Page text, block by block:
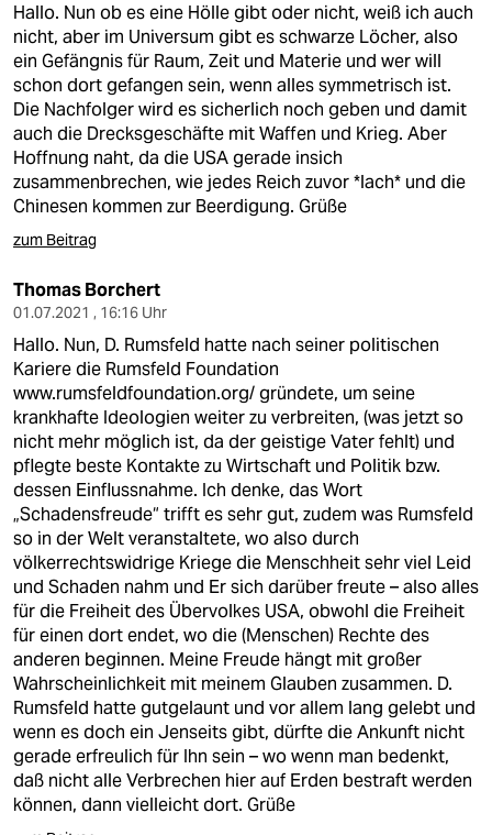
Hallo. Nun ob es eine Hölle gibt oder nicht, weiß ich auch
nicht, aber im Universum gibt es schwarze Löcher, also
ein Gefängnis für Raum, Zeit und Materie und wer will
schon dort gefangen sein, wenn alles symmetrisch ist.
Die Nachfolger wird es sicherlich noch geben und damit
auch die Drecksgeschäfte mit Waffen und Krieg. Aber
Hoffnung naht, da die USA gerade insich
zusammenbrechen, wie jedes Reich zuvor *lach* und die
Chinesen kommen zur Beerdigung. Grüße
zum Beitrag
Thomas Borchert
01.07.2021 , 16:16 Uhr
Hallo. Nun, D. Rumsfeld hatte nach seiner politischen
Kariere die Rumsfeld Foundation
www.rumsfeldfoundation.org/gründete, um seine
krankhafte Ideologien weiter zu verbreiten, (was jetzt so
nicht mehr möglich ist, da der geistige Vater fehlt) und
pflegte beste Kontakte zu Wirtschaft und Politik bzw.
dessen Einflussnahme. Ich denke, das Wort
„Schadensfreude“ trifft es sehr gut, zudem was Rumsfeld
so in der Welt veranstaltete, wo also durch
völkerrechtswidrige Kriege die Menschheit sehr viel Leid
und Schaden nahm und Er sich darüber freute – also alles
für die Freiheit des Übervolkes USA, obwohl die Freiheit
für einen dort endet, wo die (Menschen) Rechte des
anderen beginnen. Meine Freude hängt mit großer
Wahrscheinlichkeit mit meinem Glauben zusammen. D.
Rumsfeld hatte gutgelaunt und vor allem lang gelebt und
wenn es doch ein Jenseits gibt, dürfte die Ankunft nicht
gerade erfreulich für Ihn sein – wo wenn man bedenkt,
daß nicht alle Verbrechen hier auf Erden bestraft werden
können, dann vielleicht dort. Grüße